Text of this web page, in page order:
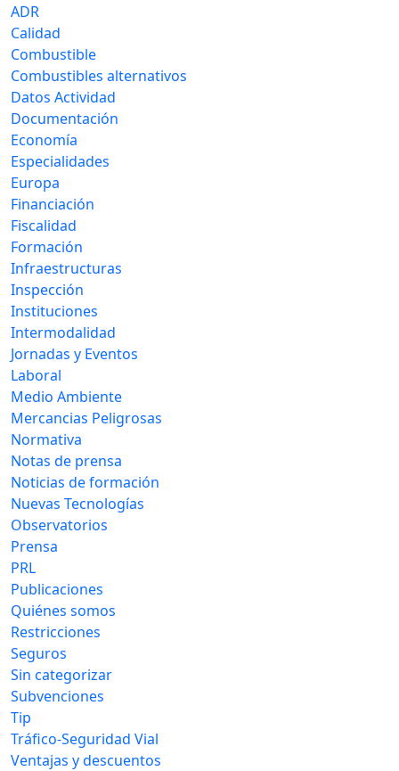
ADR
Calidad
Combustible
Combustibles alternativos
Datos Actividad
Documentación
Economía
Especialidades
Europa
Financiación
Fiscalidad
Formación
Infraestructuras
Inspección
Instituciones
Intermodalidad
Jornadas y Eventos
Laboral
Medio Ambiente
Mercancias Peligrosas
Normativa
Notas de prensa
Noticias de formación
Nuevas Tecnologías
Observatorios
Prensa
PRL
Publicaciones
Quiénes somos
Restricciones
Seguros
Sin categorizar
Subvenciones
Tip
Tráfico-Seguridad Vial
Ventajas y descuentos